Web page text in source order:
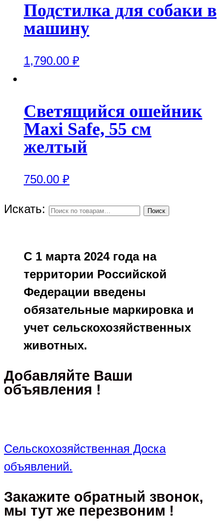
Подстилка для собаки в
машину
1,790.00 ₽
Светящийся ошейник
Maxi Safe, 55 см
желтый
750.00 ₽
Искать: Поиск
С 1 марта 2024 года на
территории Российской
Федерации введены
обязательные маркировка и
учет сельскохозяйственных
животных.
Добавляйте Ваши
объявления !
Сельскохозяйственная Доска
объявлений.
Закажите обратный звонок,
мы тут же перезвоним !